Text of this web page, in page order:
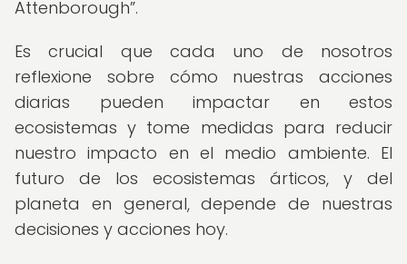
Attenborough .
Es crucial que cada uno de nosotros
reflexione sobre cómo nuestras acciones
diarias pueden impactar en estos
ecosistemas y tome medidas para reducir
nuestro impacto en el medio ambiente. El
futuro de los ecosistemas árticos, y del
planeta en general, depende de nuestras
decisiones y acciones hoy.